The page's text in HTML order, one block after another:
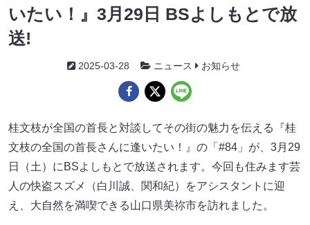
いたい！』3月29日 BSよしもとで放
送!
2025-03-28 ニュース お知らせ
桂文枝が全国の首長と対談してその街の魅力を伝える『桂
文枝の全国の首長さんに逢いたい！』の「#84」が、3月29
日（土）にBSよしもとで放送されます。今回も住みます芸
人の快盗スズメ（白川誠、関和紀）をアシスタントに迎
え、大自然を満喫できる山口県美祢市を訪れました。